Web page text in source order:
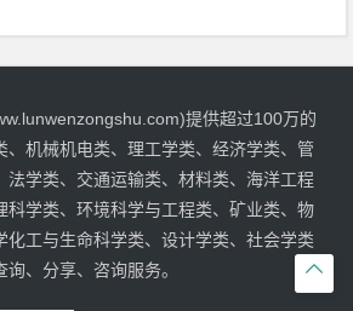

提供超过100万的
、机械机电类、理工学类、经济学类、管
法学类、交通运输类、材料类、海洋工程
科学类、环境科学与工程类、矿业类、物
化工与生命科学类、设计学类、社会学类
、分享、咨询服务。